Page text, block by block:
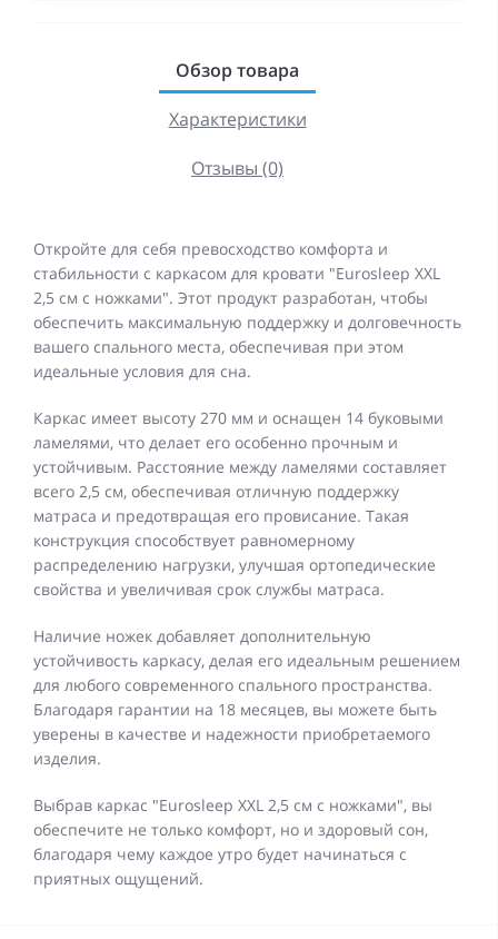
Обзор товара
Характеристики
Отзывы (0)
Откройте для себя превосходство комфорта и
стабильности с каркасом для кровати "Eurosleep XXL
2,5 см с ножками". Этот продукт разработан, чтобы
обеспечить максимальную поддержку и долговечность
вашего спального места, обеспечивая при этом
идеальные условия для сна.
Каркас имеет высоту 270 мм и оснащен 14 буковыми
ламелями, что делает его особенно прочным и
устойчивым. Расстояние между ламелями составляет
всего 2,5 см, обеспечивая отличную поддержку
матраса и предотвращая его провисание. Такая
конструкция способствует равномерному
распределению нагрузки, улучшая ортопедические
свойства и увеличивая срок службы матраса.
Наличие ножек добавляет дополнительную
устойчивость каркасу, делая его идеальным решением
для любого современного спального пространства.
Благодаря гарантии на 18 месяцев, вы можете быть
уверены в качестве и надежности приобретаемого
изделия.
Выбрав каркас "Eurosleep XXL 2,5 см с ножками", вы
обеспечите не только комфорт, но и здоровый сон,
благодаря чему каждое утро будет начинаться с
приятных ощущений.